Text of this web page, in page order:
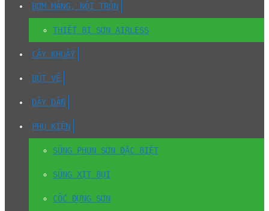
BƠM MÀNG, NỒI TRỘN
THIẾT BỊ SƠN AIRLESS
CÂY KHUẤY
BÚT VẼ
DÂY DẪN
PHỤ KIỆN
SÚNG PHUN SƠN ĐẶC BIỆT
SÚNG XỊT BỤI
CỐC ĐỰNG SƠN